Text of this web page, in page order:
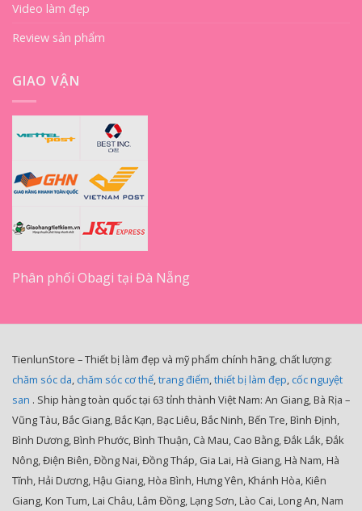
Video làm đẹp
Review sản phẩm
GIAO VẬN
Phân phối Obagi tại Đà Nẵng
TienlunStore – Thiết bị làm đẹp và mỹ phẩm chính hãng, chất lượng:
chăm sóc da, chăm sóc cơ thể,trang điểm,thiết bị làm đẹp, cốc nguyệt
san . Ship hàng toàn quốc tại 63 tỉnh thành Việt Nam: An Giang, Bà Rịa –
Vũng Tàu, Bắc Giang, Bắc Kạn, Bạc Liêu, Bắc Ninh, Bến Tre, Bình Định,
Bình Dương, Bình Phước, Bình Thuận, Cà Mau, Cao Bằng, Đắk Lắk, Đắk
Nông, Điện Biên, Đồng Nai, Đồng Tháp, Gia Lai, Hà Giang, Hà Nam, Hà
Tĩnh, Hải Dương, Hậu Giang, Hòa Bình, Hưng Yên, Khánh Hòa, Kiên
Giang, Kon Tum, Lai Châu, Lâm Đồng, Lạng Sơn, Lào Cai, Long An, Nam